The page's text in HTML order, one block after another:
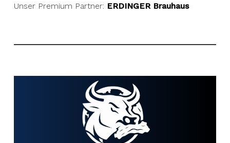
Unser Premium Partner: ERDINGER Brauhaus